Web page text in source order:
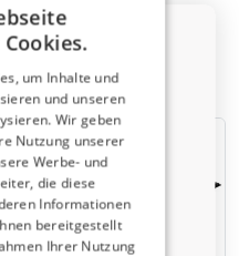
up! | 2011-
um Inhalte und
und unseren
Wir geben
Nutzung unserer
Werbe- und
die diese
Informationen
bereitgestellt
Ihrer Nutzung
% erhalten?
einkaufen, um
Ich kaufe ein für mein: